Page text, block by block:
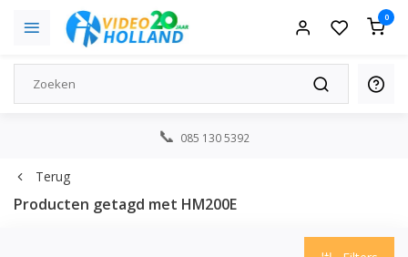
0
085 130 5392
Terug
Producten getagd met HM200E